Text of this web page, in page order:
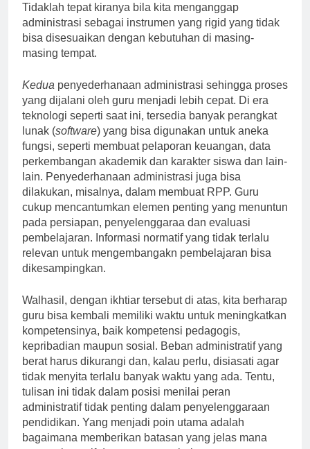
Tidaklah tepat kiranya bila kita menganggap
administrasi sebagai instrumen yang rigid yang tidak
bisa disesuaikan dengan kebutuhan di masing-
masing tempat.
Kedua penyederhanaan administrasi sehingga proses
yang dijalani oleh guru menjadi lebih cepat. Di era
teknologi seperti saat ini, tersedia banyak perangkat
lunak (software) yang bisa digunakan untuk aneka
fungsi, seperti membuat pelaporan keuangan, data
perkembangan akademik dan karakter siswa dan lain-
lain. Penyederhanaan administrasi juga bisa
dilakukan, misalnya, dalam membuat RPP. Guru
cukup mencantumkan elemen penting yang menuntun
pada persiapan, penyelenggaraa dan evaluasi
pembelajaran. Informasi normatif yang tidak terlalu
relevan untuk mengembangakn pembelajaran bisa
dikesampingkan.
Walhasil, dengan ikhtiar tersebut di atas, kita berharap
guru bisa kembali memiliki waktu untuk meningkatkan
kompetensinya, baik kompetensi pedagogis,
kepribadian maupun sosial. Beban administratif yang
berat harus dikurangi dan, kalau perlu, disiasati agar
tidak menyita terlalu banyak waktu yang ada. Tentu,
tulisan ini tidak dalam posisi menilai peran
administratif tidak penting dalam penyelenggaraan
pendidikan. Yang menjadi poin utama adalah
bagaimana memberikan batasan yang jelas mana